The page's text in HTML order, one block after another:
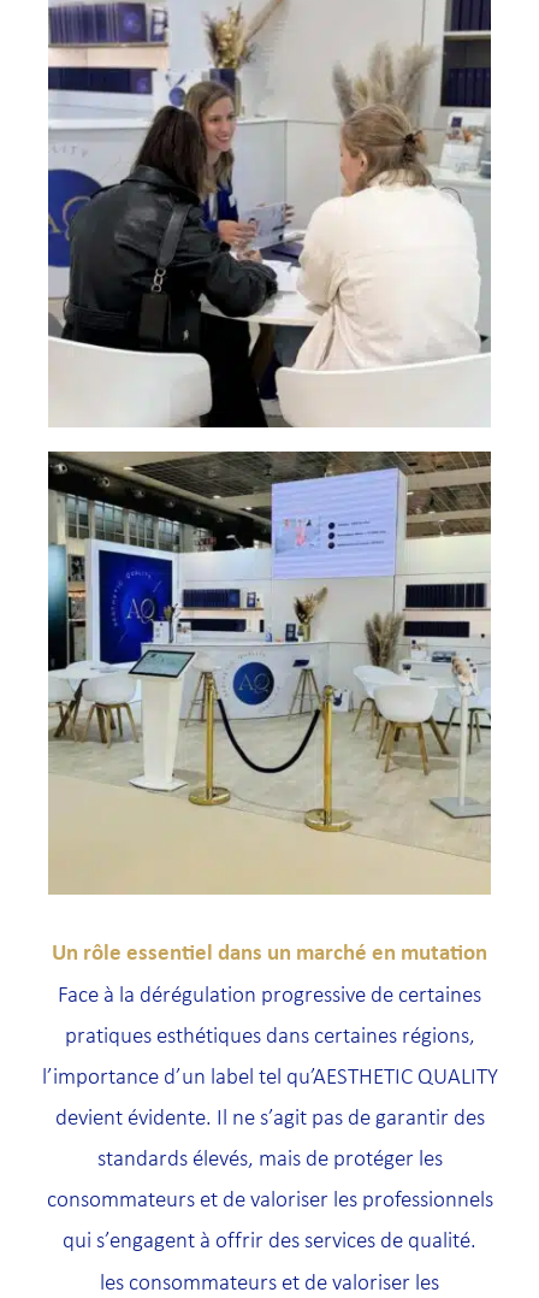
Un rôle essentiel dans un marché en mutation
Face à la dérégulation progressive de certaines
pratiques esthétiques dans certaines régions,
l’importance d’un label tel qu’AESTHETIC QUALITY
devient évidente. Il ne s’agit pas de garantir des
standards élevés, mais de protéger les
consommateurs et de valoriser les professionnels
qui s’engagent à offrir des services de qualité.
les consommateurs et de valoriser les